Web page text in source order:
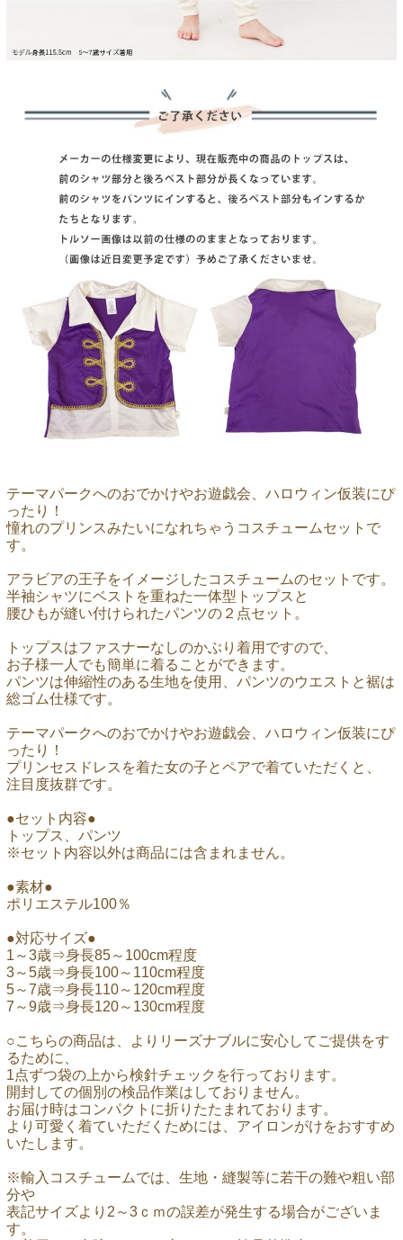
テーマパークへのおでかけやお遊戯会、ハロウィン仮装にぴ
ったり！
憧れのプリンスみたいになれちゃうコスチュームセットで
す。
アラビアの王子をイメージしたコスチュームのセットです。
半袖シャツにベストを重ねた一体型トップスと
腰ひもが縫い付けられたパンツの２点セット。
トップスはファスナーなしのかぶり着用ですので、
お子様一人でも簡単に着ることができます。
パンツは伸縮性のある生地を使用、パンツのウエストと裾は
総ゴム仕様です。
テーマパークへのおでかけやお遊戯会、ハロウィン仮装にぴ
ったり！
プリンセスドレスを着た女の子とペアで着ていただくと、
注目度抜群です。
●セット内容●
トップス、パンツ
※セット内容以外は商品には含まれません。
●素材●
ポリエステル100％
●対応サイズ●
1～3歳⇒身長85～100cm程度
3～5歳⇒身長100～110cm程度
5～7歳⇒身長110～120cm程度
7～9歳⇒身長120～130cm程度
○こちらの商品は、よりリーズナブルに安心してご提供をす
るために、
1点ずつ袋の上から検針チェックを行っております。
開封しての個別の検品作業はしておりません。
お届け時はコンパクトに折りたたまれております。
より可愛く着ていただくためには、アイロンがけをおすすめ
いたします。
※輸入コスチュームでは、生地・縫製等に若干の難や粗い部
分や
表記サイズより2～3ｃｍの誤差が発生する場合がございま
す。